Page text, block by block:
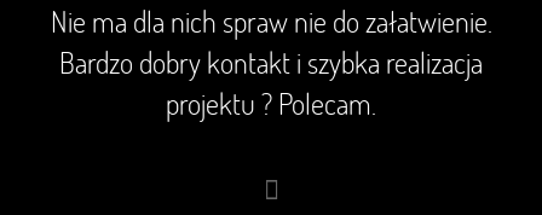
Nie ma dla nich spraw nie do załatwienie.
Bardzo dobry kontakt i szybka realizacja
projektu ? Polecam.